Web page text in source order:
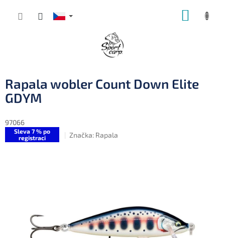
Rapala wobler Count Down Elite
GDYM
97066
Sleva 7 % po
registraci
Značka: Rapala